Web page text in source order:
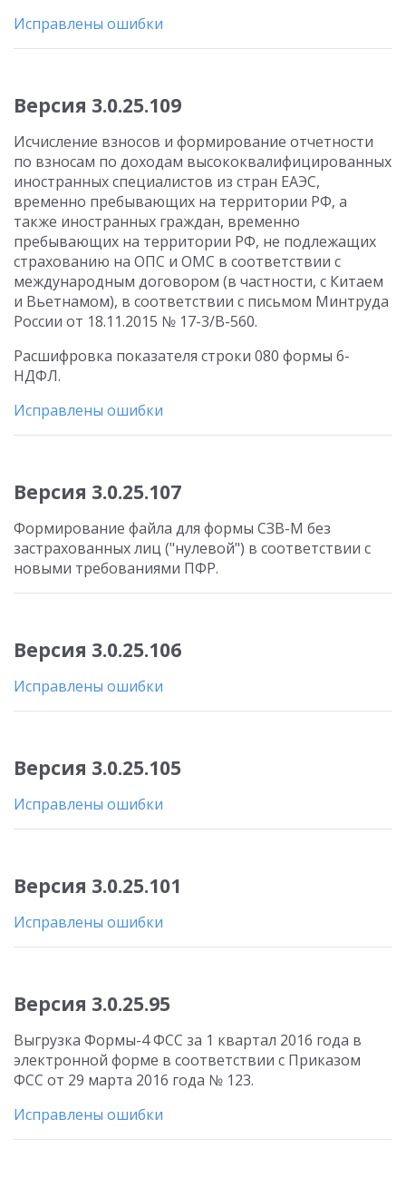
Исправлены ошибки
Версия 3.0.25.109
Исчисление взносов и формирование отчетности
по взносам по доходам высококвалифицированных
иностранных специалистов из стран ЕАЭС,
временно пребывающих на территории РФ, а
также иностранных граждан, временно
пребывающих на территории РФ, не подлежащих
страхованию на ОПС и ОМС в соответствии с
международным договором (в частности, с Китаем
и Вьетнамом), в соответствии с письмом Минтруда
России от 18.11.2015 № 17-3/В-560.
Расшифровка показателя строки 080 формы 6-
НДФЛ.
Исправлены ошибки
Версия 3.0.25.107
Формирование файла для формы СЗВ-М без
застрахованных лиц ("нулевой") в соответствии с
новыми требованиями ПФР.
Версия 3.0.25.106
Исправлены ошибки
Версия 3.0.25.105
Исправлены ошибки
Версия 3.0.25.101
Исправлены ошибки
Версия 3.0.25.95
Выгрузка Формы-4 ФСС за 1 квартал 2016 года в
электронной форме в соответствии с Приказом
ФСС от 29 марта 2016 года № 123.
Исправлены ошибки